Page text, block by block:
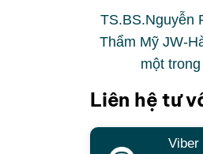
TS.BS.Nguyễn
Thẩm Mỹ JW-
một
Liên hệ tư
Viber